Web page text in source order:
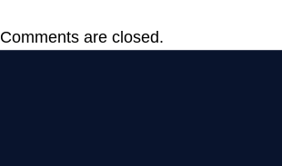
Comments are closed.